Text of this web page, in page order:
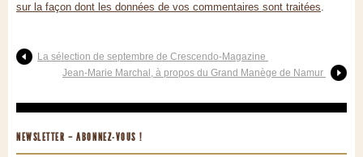
sur la façon dont les données de vos commentaires sont traitées.
La sélection de septembre de Crescendo-Magazine
Jean-Marie Marchal, à propos du Grand Manège de Namur
NEWSLETTER – ABONNEZ-VOUS !